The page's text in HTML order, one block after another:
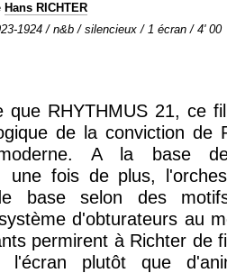
Hans RICHTER
1924 / n&b / silencieux / 1 écran / 4' 00
que RHYTHMUS 21, ce
de la conviction de
A la base de
une fois de plus,
base selon des
d'obturateurs au
permirent à Richter de
l'écran plutôt que